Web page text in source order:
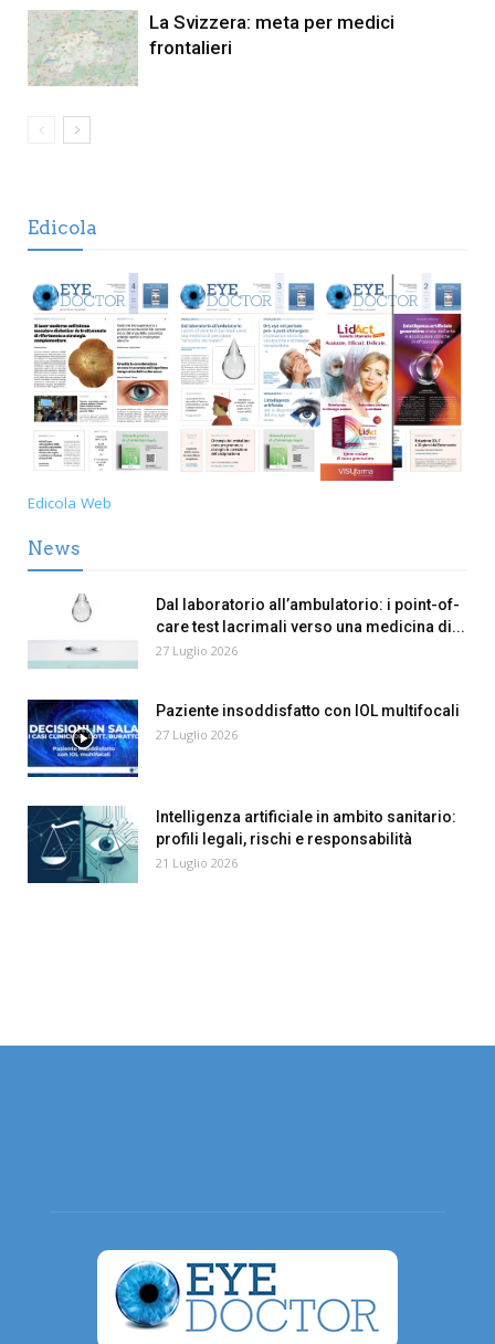
La Svizzera: meta per medici
frontalieri
Edicola
Edicola Web
News
Dal laboratorio all’ambulatorio: i point-of-
care test lacrimali verso una medicina di...
27 Luglio 2026
Paziente insoddisfatto con IOL multifocali
27 Luglio 2026
Intelligenza artificiale in ambito sanitario:
profili legali, rischi e responsabilità
21 Luglio 2026